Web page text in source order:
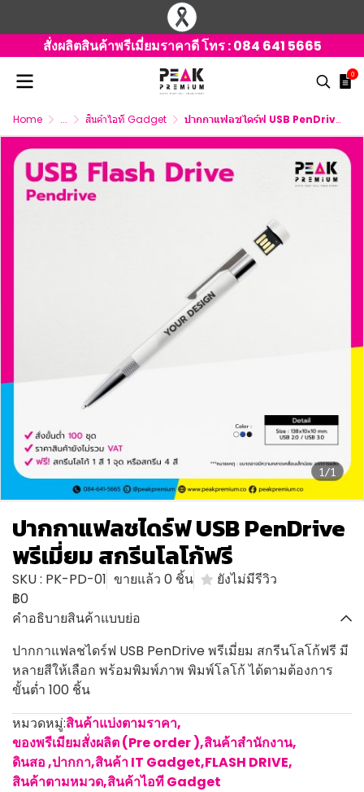
สั่งผลิตสินค้าพรีเมี่ยมราคาดี โทร :084 641 5665
0
Home ... สินค้าไอที Gadget ปากกาแฟลชไดร์ฟ USB PenDrive พรีเมี่ยม สกรีนโลโก้ฟรี
1/1
ปากกาแฟลชไดร์ฟ USB PenDrive
พรีเมี่ยม สกรีนโลโก้ฟรี
SKU : PK-PD-01 ขายแล้ว 0 ชิ้น
ยังไม่มีรีวิว
฿0
คำอธิบายสินค้าแบบย่อ
ปากกาแฟลชไดร์ฟ USB PenDrive พรีเมี่ยม สกรีนโลโก้ฟรี มี
หลายสีให้เลือก พร้อมพิมพ์ภาพ พิมพ์โลโก้ ได้ตามต้องการ
ขั้นต่ำ 100 ชิ้น
หมวดหมู่:สินค้าแบ่งตามราคา,
ของพรีเมียมสั่งผลิต (Pre order ),สินค้าสำนักงาน,
ดินสอ ,ปากกา,สินค้า IT Gadget,FLASH DRIVE,
สินค้าตามหมวด,สินค้าไอที Gadget